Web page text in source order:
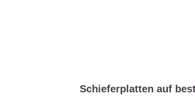
Schieferplatten auf